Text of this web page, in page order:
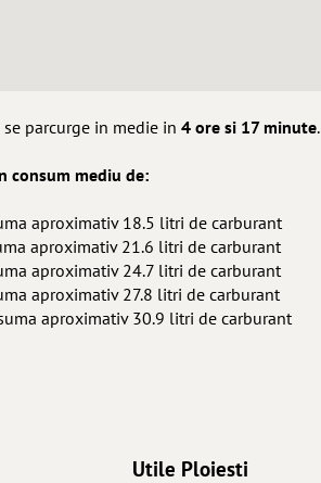
parcurge in medie in 4 ore si 17 minute.
consum mediu de:
aproximativ 18.5 litri de carburant
aproximativ 21.6 litri de carburant
aproximativ 24.7 litri de carburant
aproximativ 27.8 litri de carburant
aproximativ 30.9 litri de carburant
Utile Ploiesti